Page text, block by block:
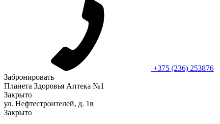
+375 (236) 253876
Забронировать
Планета Здоровья Аптека №1
Закрыто
ул. Нефтестроителей, д. 1в
Закрыто